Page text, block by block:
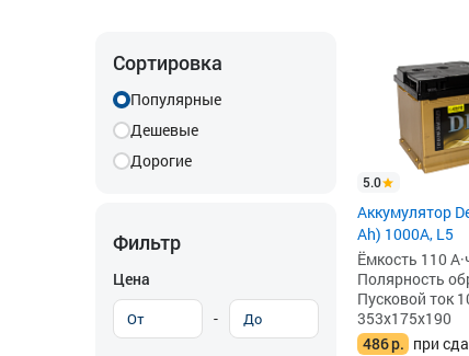
Сортировка
Популярные
Дешевые
Дорогие
Фильтр
Цена
-
5.0
Аккумулятор
Ah) 1000A, L5
Ёмкость 110
Полярность
Пусковой ток
353x175x190
486р. при